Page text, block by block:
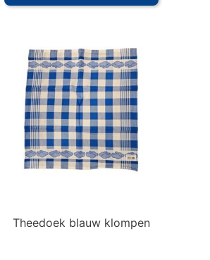
Theedoek blauw klompen